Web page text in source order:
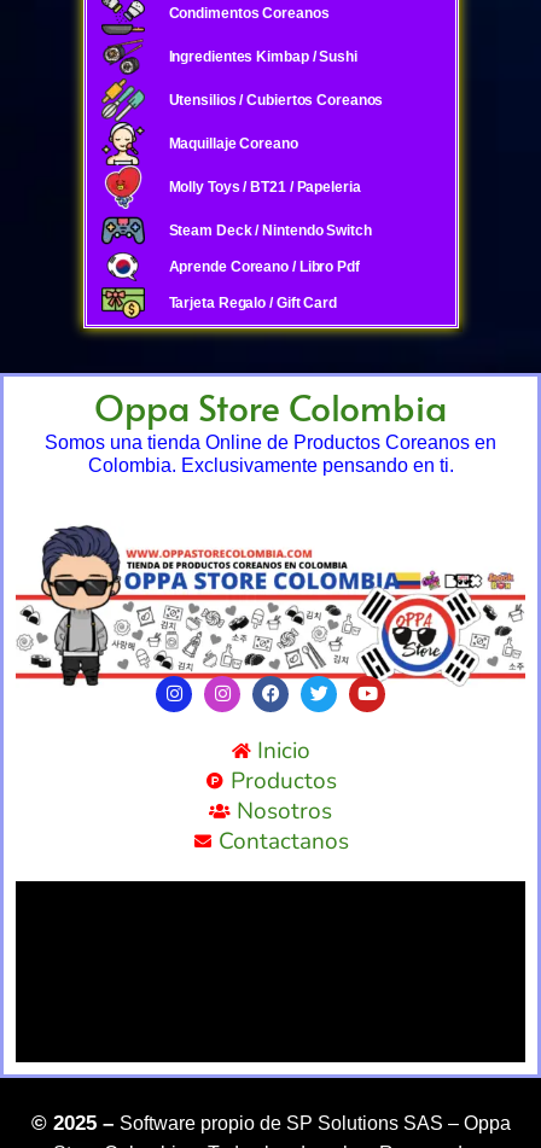
Condimentos Coreanos
Ingredientes Kimbap / Sushi
Utensilios / Cubiertos Coreanos
Maquillaje Coreano
Molly Toys / BT21 / Papeleria
Steam Deck / Nintendo Switch
Aprende Coreano / Libro Pdf
Tarjeta Regalo / Gift Card
Oppa Store Colombia
Somos una tienda Online de Productos Coreanos en
Colombia. Exclusivamente pensando en ti.
Inicio
Productos
Nosotros
Contactanos
©2025 – Software propio de SP Solutions SAS – Oppa